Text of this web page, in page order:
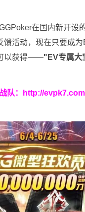
在国内新开设
馈活动，现在只要成
以获得——"EV专属大
队： http://